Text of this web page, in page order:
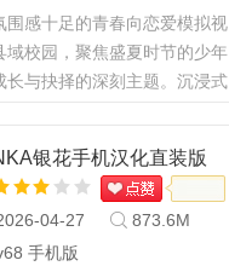
围感十足的青春向恋爱模拟视
校园，聚焦盛夏时节的少年
长与抉择的深刻主题。沉浸式
银花手机汉化直装版
04-27
873.6M
手机版